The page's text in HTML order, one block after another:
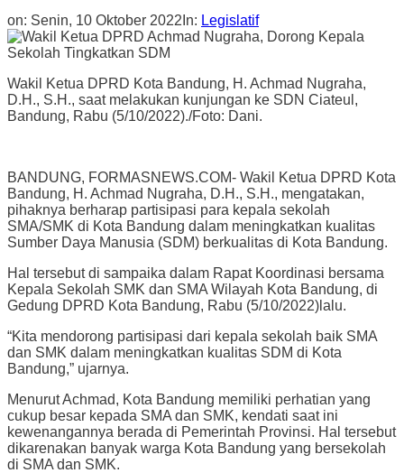
on: Senin, 10 Oktober 2022 In: Legislatif
Wakil Ketua DPRD Kota Bandung, H. Achmad Nugraha,
D.H., S.H., saat melakukan kunjungan ke SDN Ciateul,
Bandung, Rabu (5/10/2022)./Foto: Dani.
BANDUNG, FORMASNEWS.COM- Wakil Ketua DPRD Kota
Bandung, H. Achmad Nugraha, D.H., S.H., mengatakan,
pihaknya berharap partisipasi para kepala sekolah
SMA/SMK di Kota Bandung dalam meningkatkan kualitas
Sumber Daya Manusia (SDM) berkualitas di Kota Bandung.
Hal tersebut di sampaika dalam Rapat Koordinasi bersama
Kepala Sekolah SMK dan SMA Wilayah Kota Bandung, di
Gedung DPRD Kota Bandung, Rabu (5/10/2022)lalu.
“Kita mendorong partisipasi dari kepala sekolah baik SMA
dan SMK dalam meningkatkan kualitas SDM di Kota
Bandung,” ujarnya.
Menurut Achmad, Kota Bandung memiliki perhatian yang
cukup besar kepada SMA dan SMK, kendati saat ini
kewenangannya berada di Pemerintah Provinsi. Hal tersebut
dikarenakan banyak warga Kota Bandung yang bersekolah
di SMA dan SMK.